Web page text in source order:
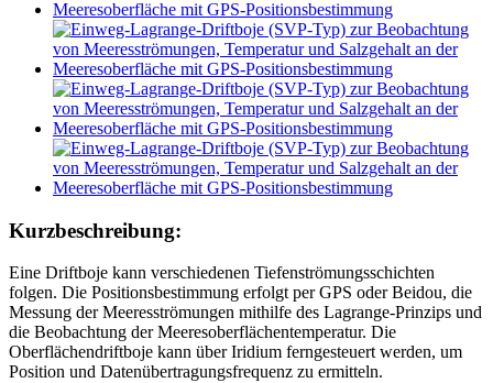
Kurzbeschreibung:
Eine Driftboje kann verschiedenen Tiefenströmungsschichten
folgen. Die Positionsbestimmung erfolgt per GPS oder Beidou, die
Messung der Meeresströmungen mithilfe des Lagrange-Prinzips und
die Beobachtung der Meeresoberflächentemperatur. Die
Oberflächendriftboje kann über Iridium ferngesteuert werden, um
Position und Datenübertragungsfrequenz zu ermitteln.